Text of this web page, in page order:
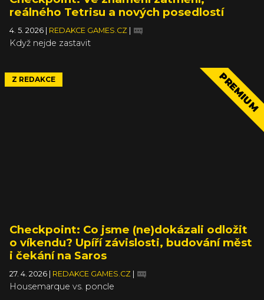
reálného Tetrisu a nových posedlostí
4. 5. 2026 REDAKCE GAMES.CZ
Když nejde zastavit
Z REDAKCE PREMIUM
Checkpoint: Co jsme (ne)dokázali odložit
o víkendu? Upíří závislosti, budování měst
i čekání na Saros
27. 4. 2026 REDAKCE GAMES.CZ
Housemarque vs. poncle